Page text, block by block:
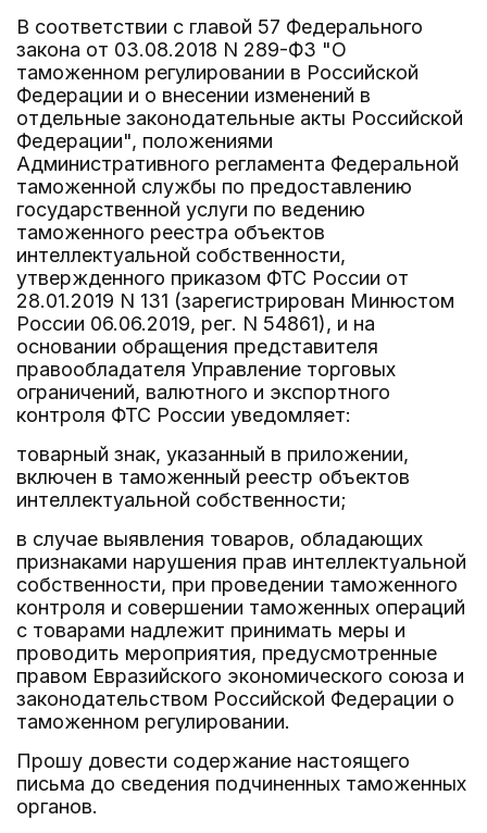
В соответствии с главой 57 Федерального
закона от 03.08.2018 N 289-ФЗ "О
таможенном регулировании в Российской
Федерации и о внесении изменений в
отдельные законодательные акты Российской
Федерации", положениями
Административного регламента Федеральной
таможенной службы по предоставлению
государственной услуги по ведению
таможенного реестра объектов
интеллектуальной собственности,
утвержденного приказом ФТС России от
28.01.2019 N 131 (зарегистрирован Минюстом
России 06.06.2019, рег. N 54861), и на
основании обращения представителя
правообладателя Управление торговых
ограничений, валютного и экспортного
контроля ФТС России уведомляет:
товарный знак, указанный в приложении,
включен в таможенный реестр объектов
интеллектуальной собственности;
в случае выявления товаров, обладающих
признаками нарушения прав интеллектуальной
собственности, при проведении таможенного
контроля и совершении таможенных операций
с товарами надлежит принимать меры и
проводить мероприятия, предусмотренные
правом Евразийского экономического союза и
законодательством Российской Федерации о
таможенном регулировании.
Прошу довести содержание настоящего
письма до сведения подчиненных таможенных
органов.